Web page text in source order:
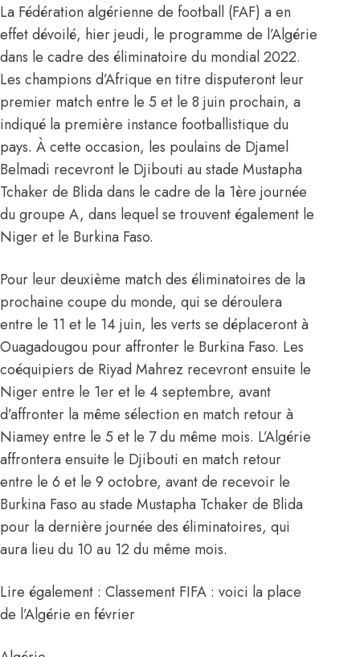
La Fédération algérienne de football (FAF) a en
effet dévoilé, hier jeudi, le programme de l’Algérie
dans le cadre des éliminatoire du mondial 2022.
Les champions d’Afrique en titre disputeront leur
premier match entre le 5 et le 8 juin prochain, a
indiqué la première instance footballistique du
pays. À cette occasion, les poulains de Djamel
Belmadi recevront le Djibouti au stade Mustapha
Tchaker de Blida dans le cadre de la 1ère journée
du groupe A, dans lequel se trouvent également le
Niger et le Burkina Faso.
Pour leur deuxième match des éliminatoires de la
prochaine coupe du monde, qui se déroulera
entre le 11 et le 14 juin, les verts se déplaceront à
Ouagadougou pour affronter le Burkina Faso. Les
coéquipiers de Riyad Mahrez recevront ensuite le
Niger entre le 1er et le 4 septembre, avant
d’affronter la même sélection en match retour à
Niamey entre le 5 et le 7 du même mois. L’Algérie
affrontera ensuite le Djibouti en match retour
entre le 6 et le 9 octobre, avant de recevoir le
Burkina Faso au stade Mustapha Tchaker de Blida
pour la dernière journée des éliminatoires, qui
aura lieu du 10 au 12 du même mois.
Lire également : Classement FIFA : voici la place
de l’Algérie en février